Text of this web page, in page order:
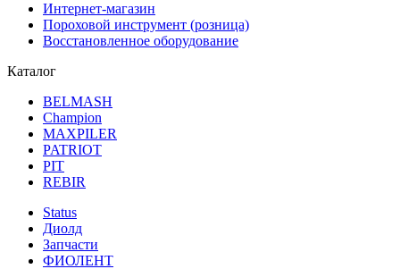
Интернет-магазин
Пороховой инструмент (розница)
Восстановленное оборудование
Каталог
BELMASH
Champion
MAXPILER
PATRIOT
PIT
REBIR
Status
Диолд
Запчасти
ФИОЛЕНТ